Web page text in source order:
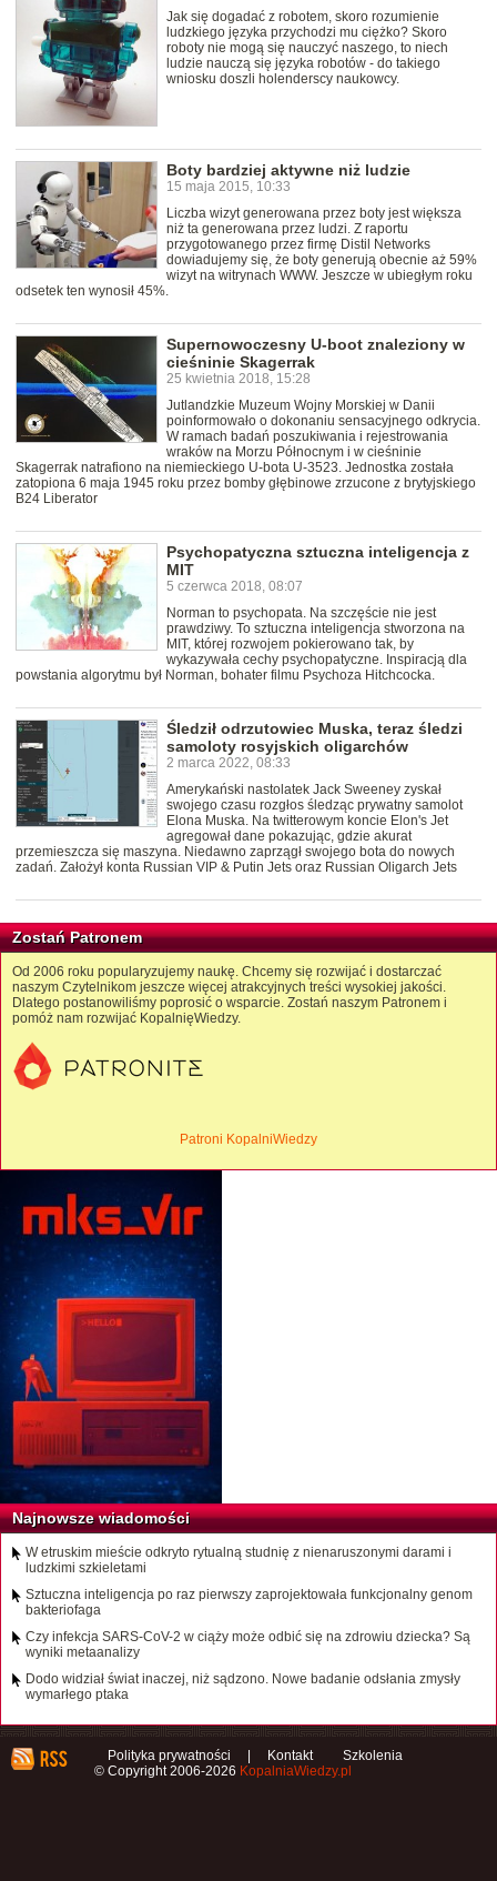
Jak się dogadać z robotem, skoro rozumienie
ludzkiego języka przychodzi mu ciężko? Skoro
roboty nie mogą się nauczyć naszego, to niech
ludzie nauczą się języka robotów - do takiego
wniosku doszli holenderscy naukowcy.
Boty bardziej aktywne niż ludzie
15 maja 2015, 10:33
Liczba wizyt generowana przez boty jest większa
niż ta generowana przez ludzi. Z raportu
przygotowanego przez firmę Distil Networks
dowiadujemy się, że boty generują obecnie aż 59%
wizyt na witrynach WWW. Jeszcze w ubiegłym roku
odsetek ten wynosił 45%.
Supernowoczesny U-boot znaleziony w
cieśninie Skagerrak
25 kwietnia 2018, 15:28
Jutlandzkie Muzeum Wojny Morskiej w Danii
poinformowało o dokonaniu sensacyjnego odkrycia.
W ramach badań poszukiwania i rejestrowania
wraków na Morzu Północnym i w cieśninie
Skagerrak natrafiono na niemieckiego U-bota U-3523. Jednostka została
zatopiona 6 maja 1945 roku przez bomby głębinowe zrzucone z brytyjskiego
B24 Liberator
Psychopatyczna sztuczna inteligencja z
MIT
5 czerwca 2018, 08:07
Norman to psychopata. Na szczęście nie jest
prawdziwy. To sztuczna inteligencja stworzona na
MIT, której rozwojem pokierowano tak, by
wykazywała cechy psychopatyczne. Inspiracją dla
powstania algorytmu był Norman, bohater filmu Psychoza Hitchcocka.
Śledził odrzutowiec Muska, teraz śledzi
samoloty rosyjskich oligarchów
2 marca 2022, 08:33
Amerykański nastolatek Jack Sweeney zyskał
swojego czasu rozgłos śledząc prywatny samolot
Elona Muska. Na twitterowym koncie Elon's Jet
agregował dane pokazując, gdzie akurat
przemieszcza się maszyna. Niedawno zaprzągł swojego bota do nowych
zadań. Założył konta Russian VIP & Putin Jets oraz Russian Oligarch Jets
Zostań Patronem
Od 2006 roku popularyzujemy naukę. Chcemy się rozwijać i dostarczać
naszym Czytelnikom jeszcze więcej atrakcyjnych treści wysokiej jakości.
Dlatego postanowiliśmy poprosić o wsparcie. Zostań naszym Patronem i
pomóż nam rozwijać KopalnięWiedzy.
Patroni KopalniWiedzy
Najnowsze wiadomości
W etruskim mieście odkryto rytualną studnię z nienaruszonymi darami i
ludzkimi szkieletami
Sztuczna inteligencja po raz pierwszy zaprojektowała funkcjonalny genom
bakteriofaga
Czy infekcja SARS-CoV-2 w ciąży może odbić się na zdrowiu dziecka? Są
wyniki metaanalizy
Dodo widział świat inaczej, niż sądzono. Nowe badanie odsłania zmysły
wymarłego ptaka
Polityka prywatności Kontakt
Szkolenia
© Copyright 2006-2026 KopalniaWiedzy.pl